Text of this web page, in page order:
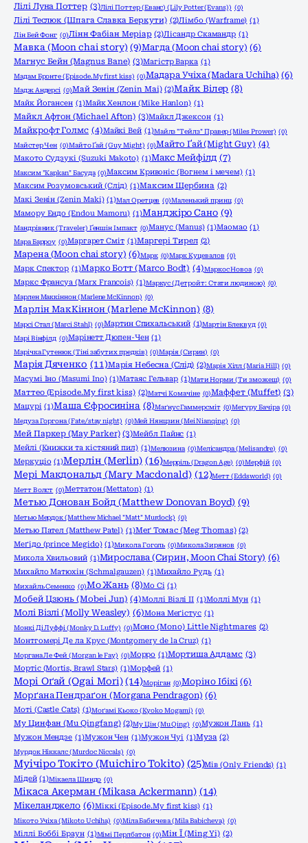
Лілі Луна Поттер (3)Лілі Поттер (Еванс) (Lily Potter (Evans)) (0)
Лілі Теслюк (Шпага Славка Беркути) (2)Лімбо (Warframe) (1)
Лін Бей Фонг (0)Лінн Фабіан Меріар (2)Лісандр Скамандр (1)
Мавка (Moon chai story) (9)Магда (Moon chai story) (6)
Магнус Бейн (Magnus Bane) (3)Магістр Варка (1)
Мадам Бронте (Episode.My first kiss) (0)Мадара Учіха (Madara Uchiha) (6)
Мадж Андерсі (0)Май Зенін (Zenin Mai) (2)Майк Вілер (8)
Майк Йогансен (1)Майк Хенлон (Mike Hanlon) (1)
Майкл Афтон (Michael Afton) (3)Майкл Джексон (1)
Майкрофт Голмс (4)Майкі Вей (1)Майлз "Тейлз" Правер (Miles Prower) (0)
Майстер Чен (0)Майто Ґай (Guy Might) (0)Майто Ґай (Might Guy) (4)
Макото Судзукі (Suzuki Makoto) (1)Макс Мейфілд (7)
Максим "Kapkan" Басуда (0)Максим Кривоніс (Вогнем і мечем) (1)
Максим Розумовський (Слід) (1)Максим Щербина (2)
Макі Зенін (Zenin Maki) (1)Мал Оретцев (0)Маленький принц (0)
Мамору Ендо (Endou Mamoru) (1)Манджіро Сано (9)
Мандрівник (Traveler) Ґеншін Імпакт (0)Манус (Manus) (1)Маомао (1)
Мара Барроу (0)Маргарет Сміт (1)Маргері Тирел (2)
Марена (Moon chai story) (6)Марк (0)Марк Куцевалов (0)
Марк Спектор (1)Марко Ботт (Marco Bodt) (4)Маркос Новоа (0)
Маркс Франсуа (Marx Francois) (1)Маркус (Детройт: Стати людиною) (0)
Марлен Маккіннон (Marlene McKinnon) (0)
Марлін МакКіннон (Marlene McKinnon) (8)
Марсі Стал (Marci Stahl) (0)Мартин Спихальський (1)Мартін Блеквуд (0)
Марі Вінфілд (0)Марінетт Дюпен-Чен (1)
Марічка Гутенюк (Тіні забутих предків) (0)Марія (Сирин) (0)
Марія Дяченко (11)Марія Небесна (Слід) (2)Марія Хілл (Maria Hill) (0)
Масумі Іно (Masumi Ino) (1)Матаяс Гельвар (1)Мати Норми (Ти зможеш) (0)
Маттео (Episode.My first kiss) (2)Матчі Комачіне (0)Маффет (Muffet) (3)
Мацурі (1)Маша Єфросиніна (8)Маґнус Гаммерсміт (0)Мегуру Бачіра (0)
Медуза Горгона (Fate/stay night) (0)Мей Нянцзин (Mei Nianqing) (0)
Мей Паркер (May Parker) (3)Мейбл Пайнс (1)
Мейлі (Книжки та кістяний пил) (1)Мелюзина (0)Мелісандра (Melisandre) (0)
Меркуціо (1)Мерлін (Merlin) (16)Мерріль (Dragon Age) (0)Мерфій (0)
Мері Макдональд (Mary Macdonald) (12)Метт (Eddsworld) (0)
Метт Волст (0)Меттатон (Mettaton) (1)
Метью Донован Бойд (Matthew Donovan Boyd) (9)
Метью Мердок (Matthew Michael "Matt" Murdock) (0)
Метью Пател (Matthew Patel) (1)Меґ Томас (Meg Thomas) (2)
Меґідо (prince Megido) (1)Микола Гоголь (0)Микола Зирянов (0)
Микола Хвильовий (1)Мирослава (Сирин, Moon Chai Story) (6)
Михайло Матюхін (Schmalgauzen) (1)Михайло Рудь (1)
Михайль Семенко (0)Мо Жань (8)Мо Сі (1)
Мобей Цзюнь (Mobei Jun) (4)Моллі Візлі ІІ (1)Моллі Мун (1)
Молі Візлі (Molly Weasley) (6)Мона Меґістус (1)
Монкі Ді Луффі (Monky D. Luffy) (0)Моно (Mono) Little Nightmares (2)
Монтгомері Де ла Крус (Montgomery de la Cruz) (1)
Моргана Ле Фей (Morgan le Fay) (0)Морро (1)Мортиша Аддамс (3)
Мортіс (Mortis, Brawl Stars) (1)Морфей (1)
Морі Оґай (Ogai Mori) (14)Моріган (0)Моріно Ібікі (6)
Морґана Пендраґон (Morgana Pendragon) (6)
Моті (Castle Cats) (1)Моґамі Кьоко (Kyoko Mogami) (0)
Му Цинфан (Mu Qingfang) (2)Му Цін (Mu Qing) (0)Мужон Лань (1)
Мужон Мендзе (1)Мужон Чен (1)Мужон Чуі (1)Муза (2)
Мурдок Ніккалс (Murdoc Niccals) (0)
Муічіро Токіто (Muichiro Tokito) (25)Мів (Only Friends) (1)
Мідей (1)Мікаела Шиндо (0)
Мікаса Акерман (Mikasa Ackermann) (14)
Мікеланджело (6)Міккі (Episode.My first kiss) (1)
Мікото Учіха (Mikoto Uchiha) (0)Міла Бабичева (Mila Babicheva) (0)
Міллі Боббі Браун (1)Мімі Перлбатон (0)Мін Ї (Ming Yi) (2)